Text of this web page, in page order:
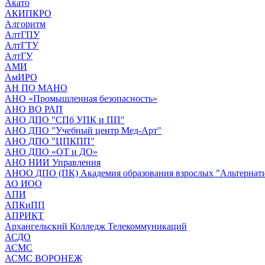
Акато
АКИПКРО
Алгоритм
АлтГПУ
АлтГТУ
АлтГУ
АМИ
АмИРО
АН ПО МАНО
АНО «Промышленная безопасность»
АНО ВО РАП
АНО ДПО "СПб УПК и ПП"
АНО ДПО "Учебный центр Мед-Арт"
АНО ДПО "ЦПКПП"
АНО ДПО «ОТ и ДО»
АНО НИИ Управления
АНОО ДПО (ПК) Академия образования взрослых
АО ИОО
АПИ
АПКиПП
АПРИКТ
Архангельский Колледж Телекоммуникаций
АСДО
АСМС
АСМС ВОРОНЕЖ